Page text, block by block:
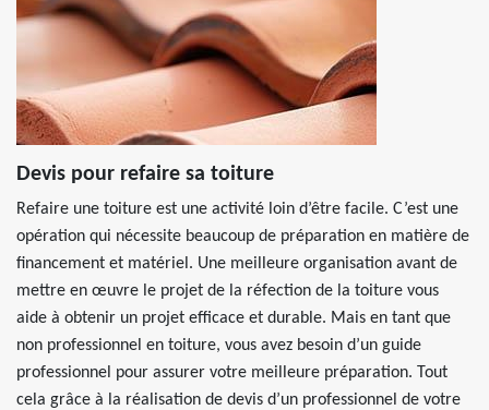
Devis pour refaire sa toiture
Refaire une toiture est une activité loin d’être facile. C’est une
opération qui nécessite beaucoup de préparation en matière de
financement et matériel. Une meilleure organisation avant de
mettre en œuvre le projet de la réfection de la toiture vous
aide à obtenir un projet efficace et durable. Mais en tant que
non professionnel en toiture, vous avez besoin d’un guide
professionnel pour assurer votre meilleure préparation. Tout
cela grâce à la réalisation de devis d’un professionnel de votre